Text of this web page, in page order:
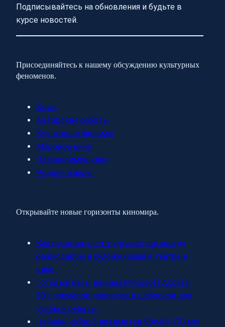
Подписывайтесь на обновления и будьте в
курсе новостей.
Присоединяйтесь к нашему обсуждению культурных
феноменов.
News
Авторские работы
Культовые фильмы
Мировое кино
Независимое кино
Редкие жанры
Открывайте новые горизонты киномира.
Как развивать сотрудничество между
режиссером и художниками в театре и
кино
Готовые базы данных Microsoft Access:
50+ примеров проектов и шаблонов для
учебы и работы
Чайный набор 6 предметов 98×40×170 мм